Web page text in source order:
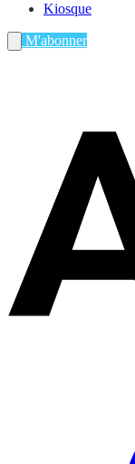
Kiosque
M'abonner